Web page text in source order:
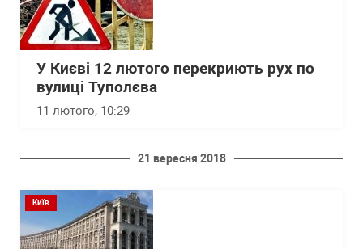
У Києві 12 лютого перекриють рух по
вулиці Туполєва
11 лютого, 10:29
21 вересня 2018
Київ